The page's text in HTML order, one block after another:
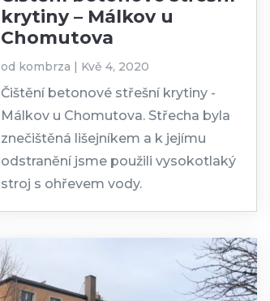
krytiny – Málkov u
Chomutova
od kombrza | Kvě 4, 2020
Čištění betonové střešní krytiny -
Málkov u Chomutova. Střecha byla
znečištěná lišejníkem a k jejímu
odstranění jsme použili vysokotlaký
stroj s ohřevem vody.